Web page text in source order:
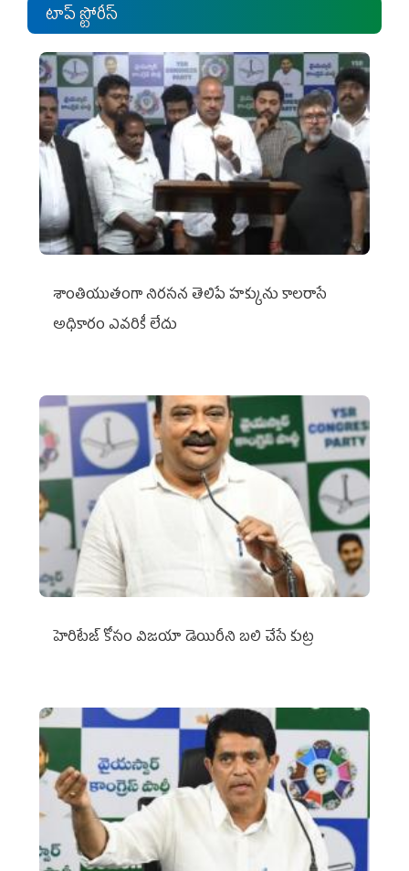
టాప్ స్టోరీస్
శాంతియుతంగా నిరసన తెలిపే హక్కును కాలరాసే
అధికారం ఎవరికీ లేదు
హెరిటేజ్ కోసం విజయా డెయిరీని బలి చేసే కుట్ర‌